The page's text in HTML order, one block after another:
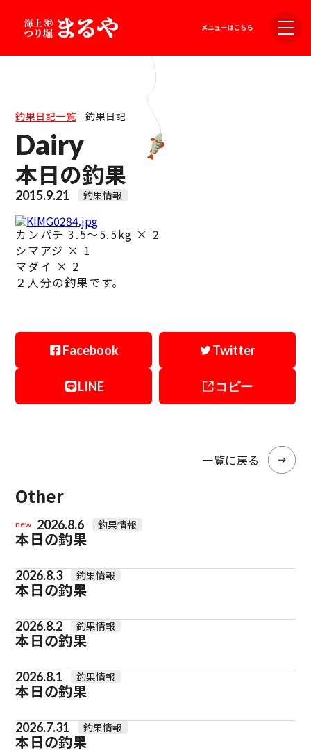
釣果日記一覧｜釣果日記
Dairy
本日の釣果
2015.9.21 釣果情報
カンパチ 3.5～5.5kg × 2
シマアジ × 1
マダイ × 2
２人分の釣果です。
Facebook Twitter
LINE コピー
一覧に戻る
Other
new 2026.8.6 釣果情報
本日の釣果
2026.8.3 釣果情報
本日の釣果
2026.8.2 釣果情報
本日の釣果
2026.8.1 釣果情報
本日の釣果
2026.7.31 釣果情報
本日の釣果